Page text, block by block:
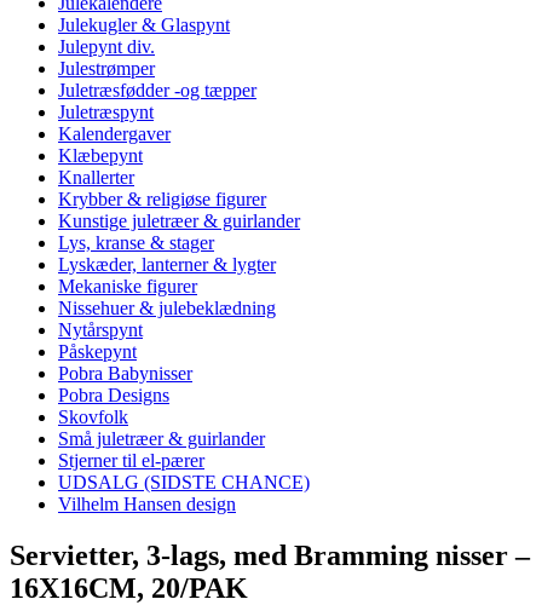
Julekugler & Glaspynt
Julepynt div.
Julestrømper
Juletræsfødder -og tæpper
Juletræspynt
Kalendergaver
Klæbepynt
Knallerter
Krybber & religiøse figurer
Kunstige juletræer & guirlander
Lys, kranse & stager
Lyskæder, lanterner & lygter
Mekaniske figurer
Nissehuer & julebeklædning
Nytårspynt
Påskepynt
Pobra Babynisser
Pobra Designs
Skovfolk
Små juletræer & guirlander
Stjerner til el-pærer
UDSALG (SIDSTE CHANCE)
Vilhelm Hansen design
Servietter, 3-lags, med Bramming nisser –
16X16CM, 20/PAK